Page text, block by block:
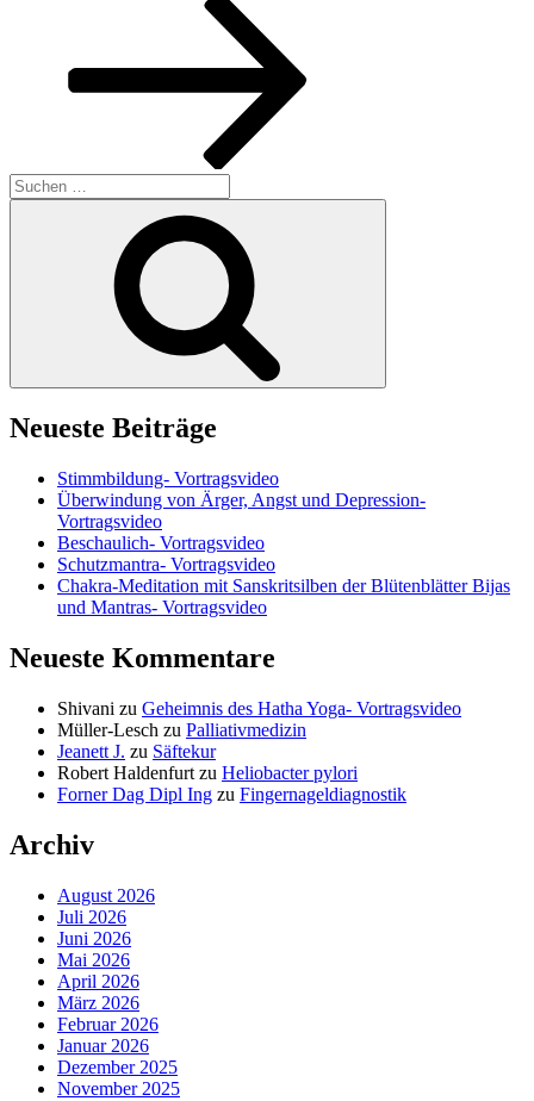
Suchen
nach:
Neueste Beiträge
Stimmbildung- Vortragsvideo
Überwindung von Ärger, Angst und Depression-
Vortragsvideo
Beschaulich- Vortragsvideo
Schutzmantra- Vortragsvideo
Chakra-Meditation mit Sanskritsilben der Blütenblätter Bijas
und Mantras- Vortragsvideo
Neueste Kommentare
Shivani zu Geheimnis des Hatha Yoga- Vortragsvideo
Müller-Lesch zu Palliativmedizin
Jeanett J. zu Säftekur
Robert Haldenfurt zu Heliobacter pylori
Forner Dag Dipl Ing zu Fingernageldiagnostik
Archiv
August 2026
Juli 2026
Juni 2026
Mai 2026
April 2026
März 2026
Februar 2026
Januar 2026
Dezember 2025
November 2025